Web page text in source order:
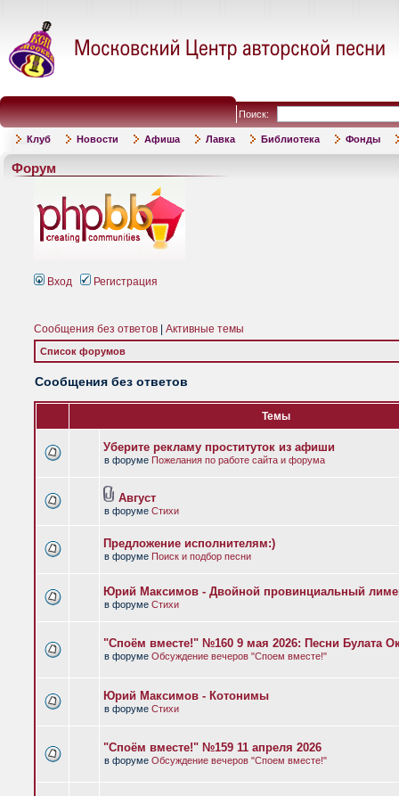
Поиск:
Клуб Новости Афиша Лавка Библиотека Фонды
Форум
Вход Регистрация
Сообщения без ответов Активные темы
Список форумов
Сообщения без ответов
Темы
Уберите рекламу проституток из афиши
в форуме Пожелания по работе сайта и форума
Август
в форуме Стихи
Предложение исполнителям:)
в форуме Поиск и подбор песни
Юрий Максимов - Двойной провинциальный
в форуме Стихи
"Споём вместе!" №160 9 мая 2026: Песни Булата
в форуме Обсуждение вечеров "Споем вместе!"
Юрий Максимов - Котонимы
в форуме Стихи
"Споём вместе!" №159 11 апреля 2026
в форуме Обсуждение вечеров "Споем вместе!"